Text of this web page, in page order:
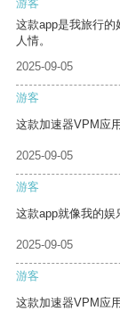
游客
这款app是我旅行
人情。
2025-09-05
游客
这款加速器VPM应
2025-09-05
游客
这款app就像我的娱
2025-09-05
游客
这款加速器VPM应